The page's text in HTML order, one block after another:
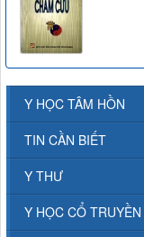
Y HỌC TÂM HỒN
TIN CẦN BIẾT
Y THƯ
Y HỌC CỔ TRUYỀN